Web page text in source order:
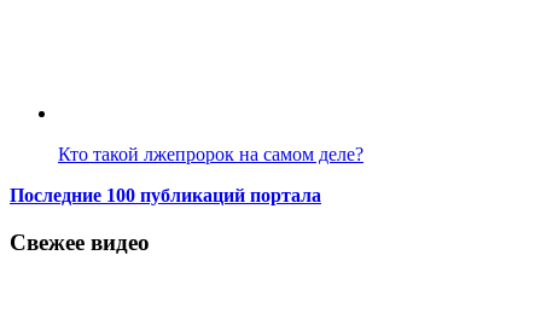
Кто такой лжепророк на самом деле?
Последние 100 публикаций портала
Свежее видео